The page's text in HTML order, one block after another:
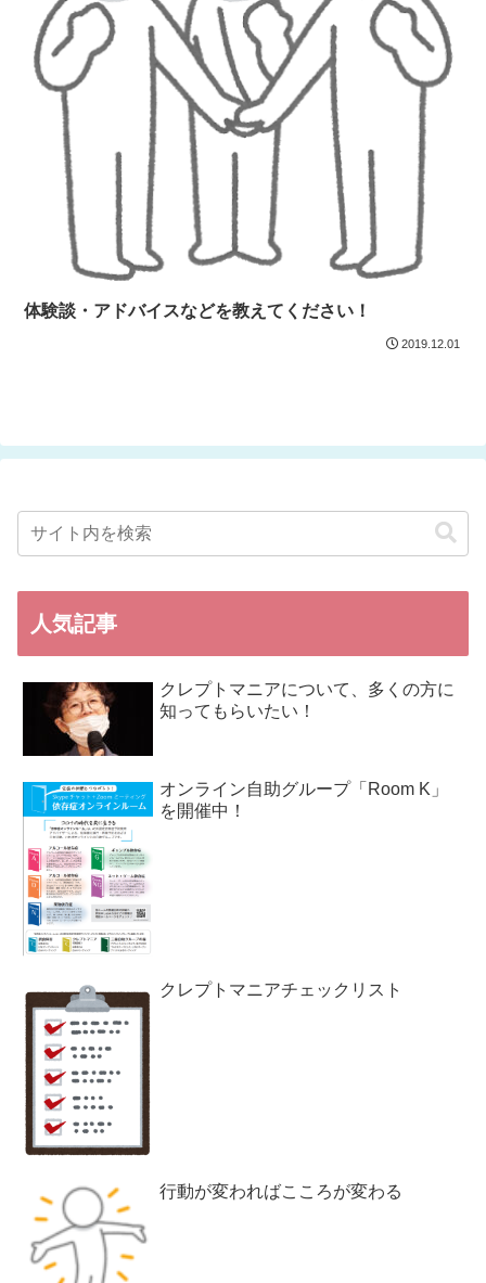
体験談・アドバイスなどを教えてください！
2019.12.01
人気記事
クレプトマニアについて、多くの方に
知ってもらいたい！
オンライン自助グループ「Room K」
を開催中！
クレプトマニアチェックリスト
行動が変わればこころが変わる